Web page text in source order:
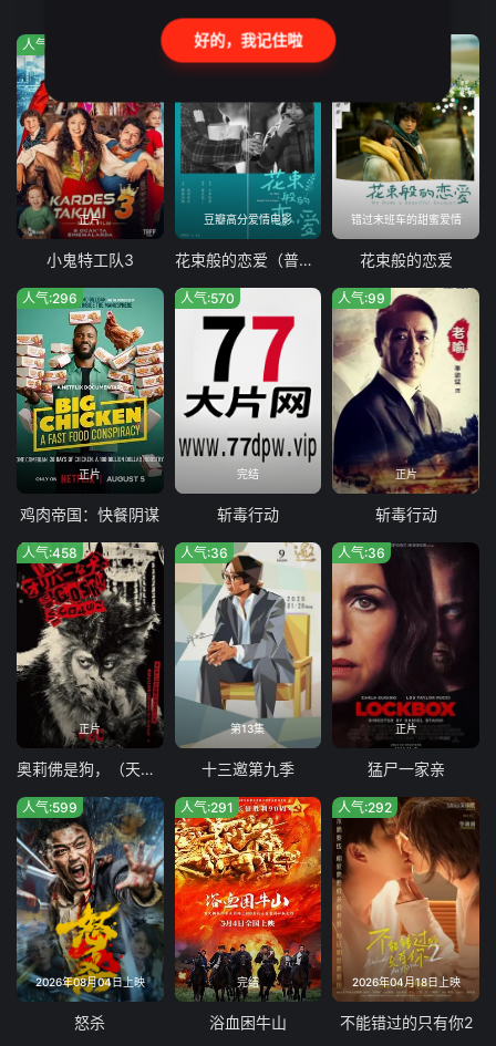
正片
人气:294
小鬼特工队3
豆瓣高分爱情电影
人气:11
花束般的恋爱（普通话）
错过末班车的甜蜜爱情
花束般的恋爱
正片
人气:296
鸡肉帝国：快餐阴谋
完结
人气:570
斩毒行动
正片
人气:99
斩毒行动
正片
人气:458
奥莉佛是狗，（天哪！！）这家伙电影版
第13集
人气:36
十三邀第九季
正片
人气:36
猛尸一家亲
2026年08月04日上映
人气:599
怒杀
完结
人气:291
浴血困牛山
2026年04月18日上映
人气:292
不能错过的只有你2
好的，我记住啦